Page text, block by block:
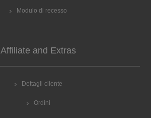
Modulo di recesso
Affiliate and Extras
Dettagli cliente
Ordini